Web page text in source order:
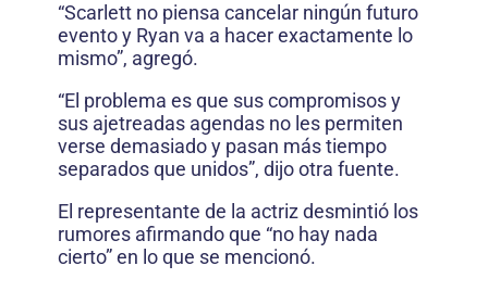
“Scarlett no piensa cancelar ningún futuro
evento y Ryan va a hacer exactamente lo
mismo”, agregó.
“El problema es que sus compromisos y
sus ajetreadas agendas no les permiten
verse demasiado y pasan más tiempo
separados que unidos”, dijo otra fuente.
El representante de la actriz desmintió los
rumores afirmando que “no hay nada
cierto” en lo que se mencionó.